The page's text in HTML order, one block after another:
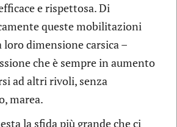
e rispettosa. Di
queste mobilitazioni
dimensione carsica –
che è sempre in aumento
ad altri rivoli, senza
marea.
la sfida più grande che ci